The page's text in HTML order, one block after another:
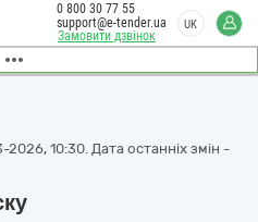
Замовити дзвінок
0 800 30 77 55
support@e-tender.ua
UK
10:30. Дата останніх змін -